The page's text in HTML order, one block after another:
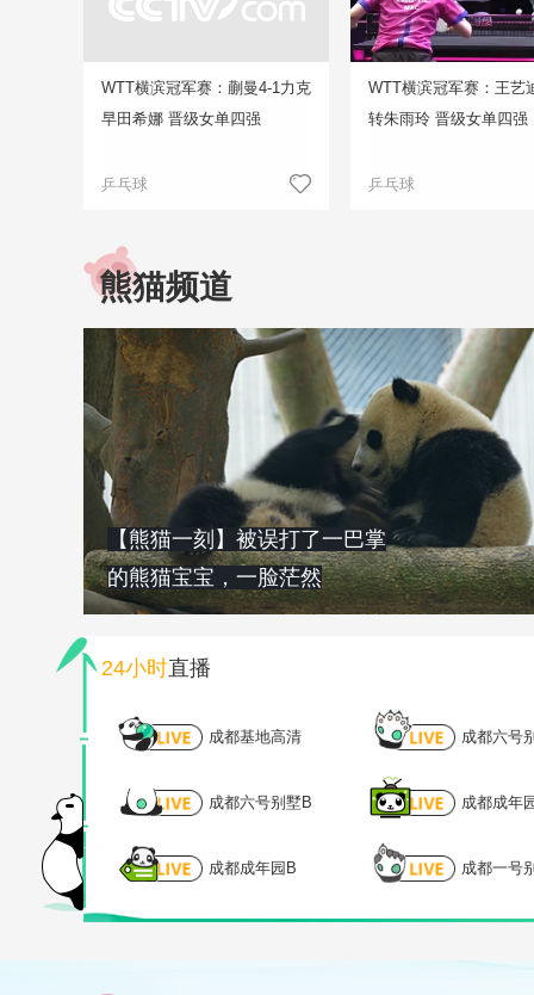
WTT横滨冠军赛：蒯曼4-1力克
早田希娜 晋级女单四强
乒乓球
WTT横滨冠军赛：王艺
转朱雨玲 晋级女单四强
乒乓球
熊猫频道
【熊猫一刻】被误打了一巴掌
的熊猫宝宝，一脸茫然
24小时直播
成都基地高清 成都六号
成都六号别墅B 成都成年
成都成年园B 成都一号